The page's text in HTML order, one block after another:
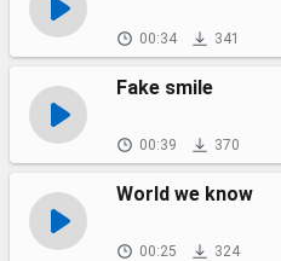
00:34 341
Fake smile
00:39 370
World we know
00:25 324